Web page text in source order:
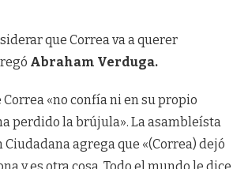
que Correa va a querer
Abraham Verduga.
Correa «no confía ni en su propio
perdido la brújula». La asambleísta
Ciudadana agrega que «(Correa) dejó